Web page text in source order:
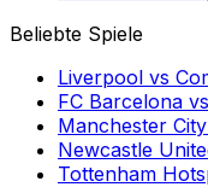
Beliebte Spiele
Liverpool vs
FC Barcelona vs
Manchester
Newcastle
Tottenham